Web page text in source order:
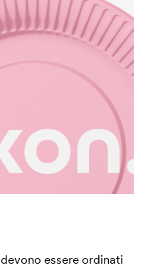
essere ordinati